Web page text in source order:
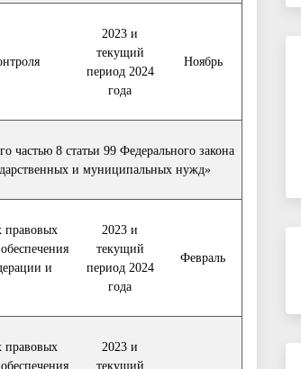
2023 и
текущий
период 2024
года
Ноябрь
частью 8 статьи 99 Федерального закона
и муниципальных нужд»
правовых
и
2023 и
текущий
период 2024
года
Февраль
правовых
2023 и
текущий